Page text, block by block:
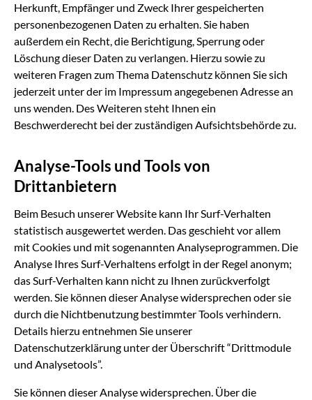
Herkunft, Empfänger und Zweck Ihrer gespeicherten
personenbezogenen Daten zu erhalten. Sie haben
außerdem ein Recht, die Berichtigung, Sperrung oder
Löschung dieser Daten zu verlangen. Hierzu sowie zu
weiteren Fragen zum Thema Datenschutz können Sie sich
jederzeit unter der im Impressum angegebenen Adresse an
uns wenden. Des Weiteren steht Ihnen ein
Beschwerderecht bei der zuständigen Aufsichtsbehörde zu.
Analyse-Tools und Tools von
Drittanbietern
Beim Besuch unserer Website kann Ihr Surf-Verhalten
statistisch ausgewertet werden. Das geschieht vor allem
mit Cookies und mit sogenannten Analyseprogrammen. Die
Analyse Ihres Surf-Verhaltens erfolgt in der Regel anonym;
das Surf-Verhalten kann nicht zu Ihnen zurückverfolgt
werden. Sie können dieser Analyse widersprechen oder sie
durch die Nichtbenutzung bestimmter Tools verhindern.
Details hierzu entnehmen Sie unserer
Datenschutzerklärung unter der Überschrift “Drittmodule
und Analysetools”.
Sie können dieser Analyse widersprechen. Über die